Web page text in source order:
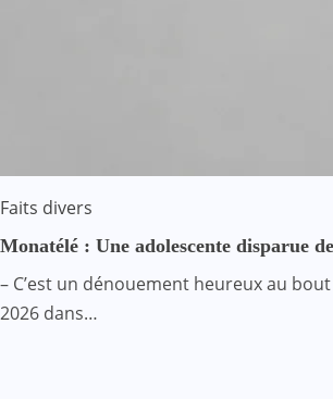
Faits divers
Monatélé : Une adolescente disparue
– C’est un dénouement heureux au
2026 dans…